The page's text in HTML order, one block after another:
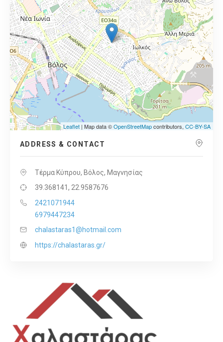
Leaflet | Map data ©OpenStreetMapcontributors, CC-BY-SA
ADDRESS & CONTACT
Τέρμα Κύπρου, Βόλος, Μαγνησίας
39.368141, 22.9587676
2421071944
6979447234
chalastaras1@hotmail.com
https://chalastaras.gr/